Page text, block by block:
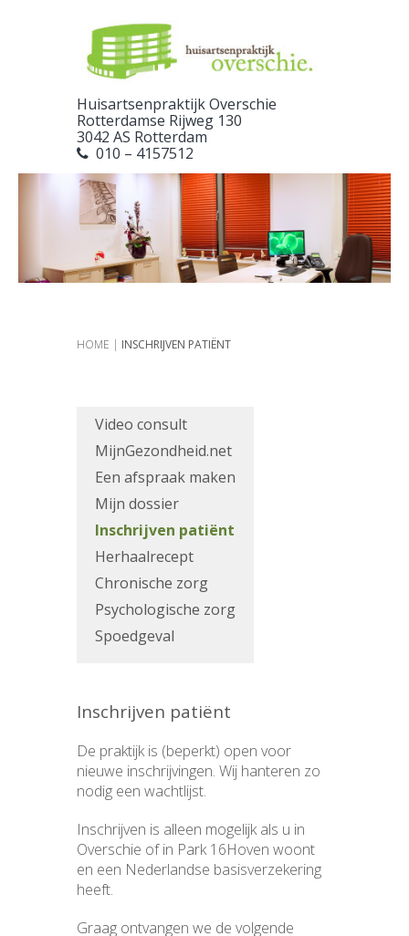
Huisartsenpraktijk Overschie
Rotterdamse Rijweg 130
3042 AS Rotterdam
010 – 4157512
HOME | INSCHRIJVEN PATIËNT
Video consult
MijnGezondheid.net
Een afspraak maken
Mijn dossier
Inschrijven patiënt
Herhaalrecept
Chronische zorg
Psychologische zorg
Spoedgeval
Inschrijven patiënt
De praktijk is (beperkt) open voor
nieuwe inschrijvingen. Wij hanteren zo
nodig een wachtlijst.
Inschrijven is alleen mogelijk als u in
Overschie of in Park 16Hoven woont
en een Nederlandse basisverzekering
heeft.
Graag ontvangen we de volgende